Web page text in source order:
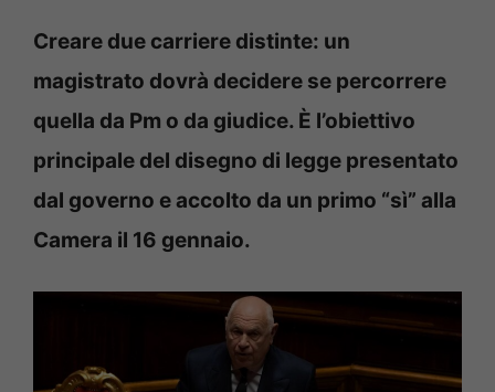
Creare due carriere distinte: un
magistrato dovrà decidere se percorrere
quella da Pm o da giudice. È l’obiettivo
principale del disegno di legge presentato
dal governo e accolto da un primo “sì” alla
Camera il 16 gennaio.